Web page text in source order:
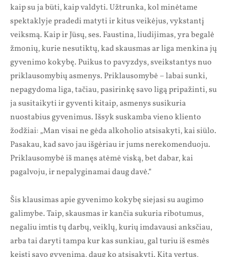
kaip su ja būti, kaip valdyti. Užtrunka, kol minėtame
spektaklyje pradedi matyti ir kitus veikėjus, vykstantį
veiksmą. Kaip ir Jūsų, ses. Faustina, liudijimas, yra begalė
žmonių, kurie nesutiktų, kad skausmas ar liga menkina jų
gyvenimo kokybę. Puikus to pavyzdys, sveikstantys nuo
priklausomybių asmenys. Priklausomybė – labai sunki,
nepagydoma liga, tačiau, pasirinkę savo ligą pripažinti, su
ja susitaikyti ir gyventi kitaip, asmenys susikuria
nuostabius gyvenimus. Išsyk suskamba vieno kliento
žodžiai: „Man visai ne gėda alkoholio atsisakyti, kai siūlo.
Pasakau, kad savo jau išgėriau ir jums nerekomenduoju.
Priklausomybė iš manęs atėmė viską, bet dabar, kai
pagalvoju, ir nepalyginamai daug davė.“
Šis klausimas apie gyvenimo kokybę siejasi su augimo
galimybe. Taip, skausmas ir kančia sukuria ribotumus,
negaliu imtis tų darbų, veiklų, kurių imdavausi anksčiau,
arba tai daryti tampa kur kas sunkiau, gal turiu iš esmės
keisti savo gyvenimą, daug ko atsisakyti. Kita vertus,